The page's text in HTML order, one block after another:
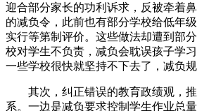
迎合部分家长的功利诉求，反被牵着
的减负令，此前也有部分学校给低年
实行等第制评价。这些做法却遭到部
校对学生不负责，减负会耽误孩子学习
一些学校很快就坚持不下去了，减负规
其次，纠正错误的教育政绩观，推
系。一边是减负要求控制学生作业总